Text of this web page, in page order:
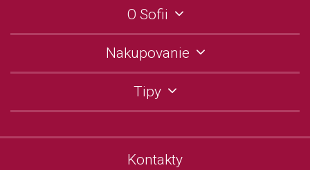
O Sofii
Nakupovanie
Tipy
Kontakty